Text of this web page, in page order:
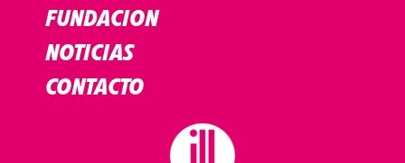
FUNDACION
NOTICIAS
CONTACTO